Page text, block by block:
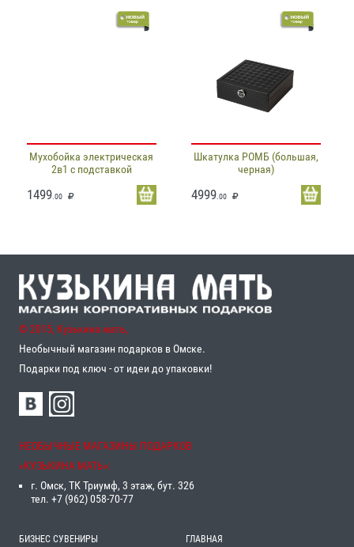
Мухобойка электрическая
2в1 с подставкой
1499 .00
Шкатулка РОМБ (большая,
черная)
4999.00
© 2015, Кузькина мать,
Необычный магазин подарков в Омске.
Подарки под ключ - от идеи до упаковки!
НЕОБЫЧНЫЕ МАГАЗИНЫ ПОДАРКОВ
«‎КУЗЬКИНА МАТЬ»‎:
г. Омск, ТК Триумф, 3 этаж, бут. 326
тел. +7 (962) 058-70-77
БИЗНЕС СУВЕНИРЫ ГЛАВНАЯ